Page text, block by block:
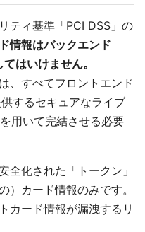
ティ基準「PCI DSS」の
情報はバックエンド
はいけません。
、すべてフロントエンド
供するセキュアなライブ
用いて完結させる必要
全化された「トークン」
）カード情報のみです。
カード情報が漏洩するリ